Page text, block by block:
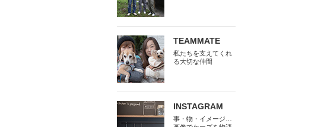
TEAMMATE
私たちを支えてくれ
る大切な仲間
INSTAGRAM
事・物・イメージ…